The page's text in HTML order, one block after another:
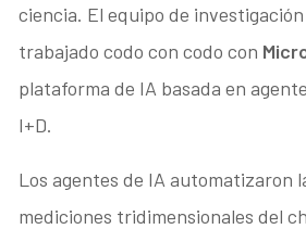
ciencia. El equipo de
trabajado codo con codo con
plataforma de IA basada en
I+D.
Los agentes de IA automatizaron
mediciones tridimensionales del